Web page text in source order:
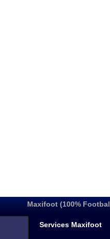
Maxifoot (100%
Services Maxifoot